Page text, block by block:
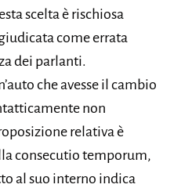
scelta è rischiosa
come errata
dei parlanti.
che avesse il cambio
non
relativa è
consecutio temporum,
al suo interno indica